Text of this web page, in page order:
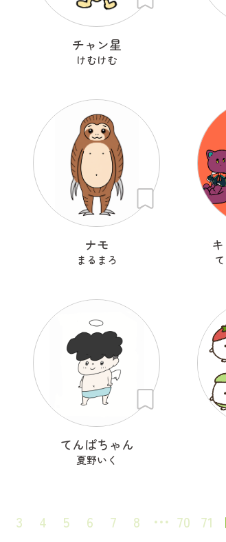
チャン星
けむけむ
ナモ
まるまろ
てんぱちゃん
夏野いく
3 4 5 6 7 8 70 71